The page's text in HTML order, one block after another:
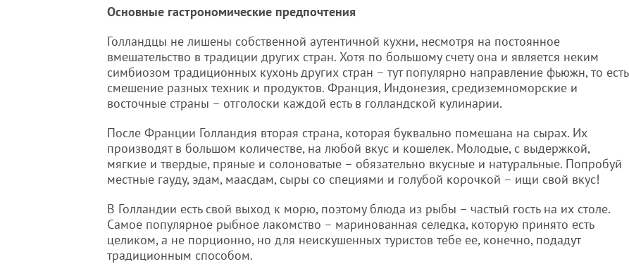
Основные гастрономические предпочтения
Голландцы не лишены собственной аутентичной кухни, несмотря на постоянное
вмешательство в традиции других стран. Хотя по большому счету она и является неким
симбиозом традиционных кухонь других стран – тут популярно направление фьюжн, то есть
смешение разных техник и продуктов. Франция, Индонезия, средиземноморские и
восточные страны – отголоски каждой есть в голландской кулинарии.
После Франции Голландия вторая страна, которая буквально помешана на сырах. Их
производят в большом количестве, на любой вкус и кошелек. Молодые, с выдержкой,
мягкие и твердые, пряные и солоноватые – обязательно вкусные и натуральные. Попробуй
местные гауду, эдам, маасдам, сыры со специями и голубой корочкой – ищи свой вкус!
В Голландии есть свой выход к морю, поэтому блюда из рыбы – частый гость на их столе.
Самое популярное рыбное лакомство – маринованная селедка, которую принято есть
целиком, а не порционно, но для неискушенных туристов тебе ее, конечно, подадут
традиционным способом.